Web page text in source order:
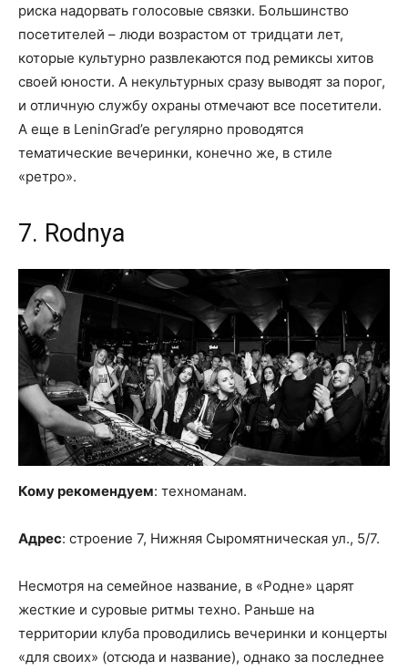
риска надорвать голосовые связки. Большинство
посетителей – люди возрастом от тридцати лет,
которые культурно развлекаются под ремиксы хитов
своей юности. А некультурных сразу выводят за порог,
и отличную службу охраны отмечают все посетители.
А еще в LeninGrad’e регулярно проводятся
тематические вечеринки, конечно же, в стиле
«ретро».
7. Rodnya
Кому рекомендуем: техноманам.
Адрес: строение 7, Нижняя Сыромятническая ул., 5/7.
Несмотря на семейное название, в «Родне» царят
жесткие и суровые ритмы техно. Раньше на
территории клуба проводились вечеринки и концерты
«для своих» (отсюда и название), однако за последнее